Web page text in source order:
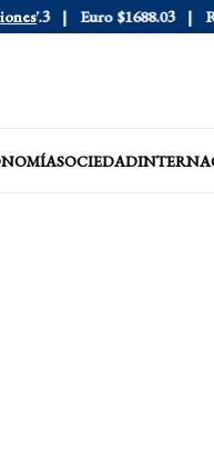
Euro $1688.03
SOCIEDAD